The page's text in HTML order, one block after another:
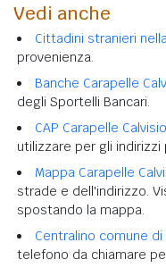
Vedi anche
Cittadini stranieri
provenienza.
Banche Carapelle
degli Sportelli Bancari.
CAP Carapelle Calvisio
utilizzare per gli indirizzi
Mappa Carapelle
strade e dell'indirizzo.
spostando la mappa.
Centralino comune di
telefono da chiamare